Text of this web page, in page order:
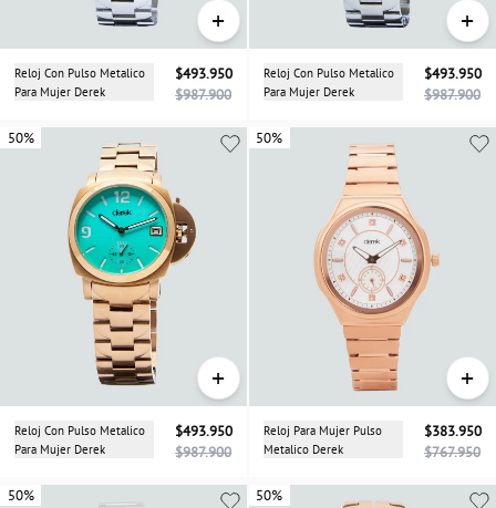
+
Reloj Con Pulso Metalico
Para Mujer Derek
$493.950
$987.900
+
Reloj Con Pulso Metalico
Para Mujer Derek
$493.950
$987.900
50% 50%
+
Reloj Con Pulso Metalico
Para Mujer Derek
$493.950
$987.900
50%
+
Reloj Para Mujer Pulso
Metalico Derek
$383.950
$767.950
50% 50%
50%